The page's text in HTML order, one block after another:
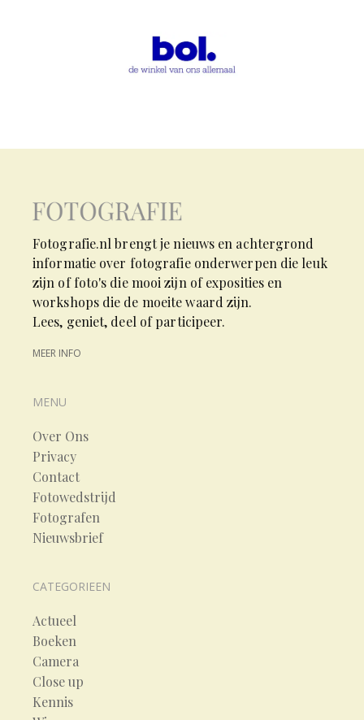
Fotografie.nl brengt je nieuws en achtergrond
informatie over fotografie onderwerpen die leuk
zijn of foto's die mooi zijn of exposities en
workshops die de moeite waard zijn.
Lees, geniet, deel of participeer.
MEER INFO
MENU
Over Ons
Privacy
Contact
Fotowedstrijd
Fotografen
Nieuwsbrief
CATEGORIEEN
Actueel
Boeken
Camera
Close up
Kennis